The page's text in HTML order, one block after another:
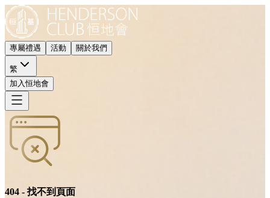
專屬禮遇 活動 關於我們
繁
加入恒地會
404 - 找不到頁面